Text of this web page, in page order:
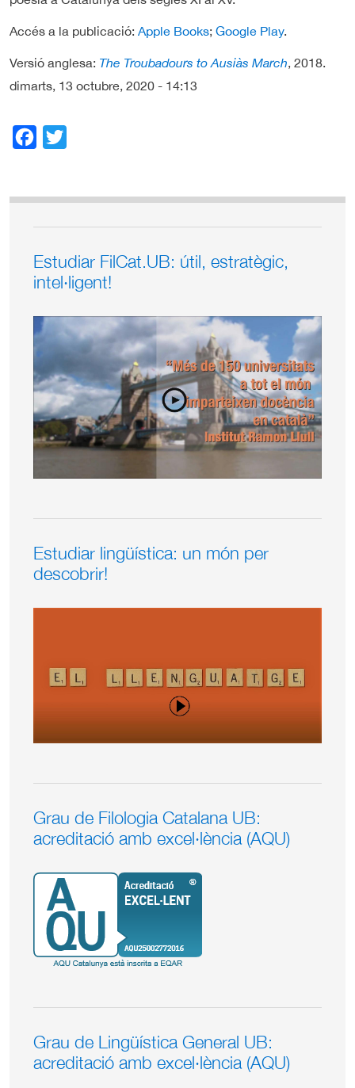
Accés a la publicació: Apple Books; Google Play.
Versió anglesa: The Troubadours to Ausiàs March, 2018.
dimarts, 13 octubre, 2020 - 14:13
Facebook
Estudiar FilCat.UB: útil, estratègic,
intel·ligent!
Estudiar lingüística: un món per
descobrir!
Grau de Filologia Catalana UB:
acreditació amb excel·lència (AQU)
Grau de Lingüística General UB:
acreditació amb excel·lència (AQU)